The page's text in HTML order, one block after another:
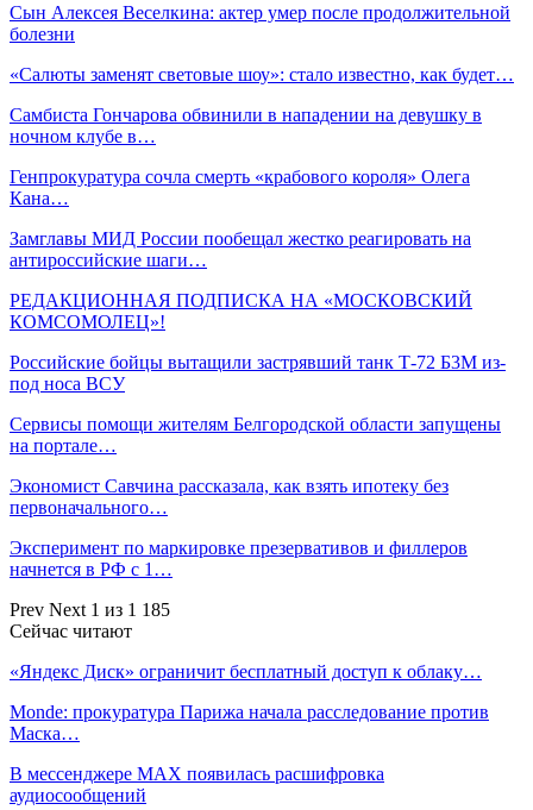
Сын Алексея Веселкина: актер умер после продолжительной
болезни
«Салюты заменят световые шоу»: стало известно, как будет…
Самбиста Гончарова обвинили в нападении на девушку в
ночном клубе в…
Генпрокуратура сочла смерть «крабового короля» Олега
Кана…
Замглавы МИД России пообещал жестко реагировать на
антироссийские шаги…
РЕДАКЦИОННАЯ ПОДПИСКА НА «МОСКОВСКИЙ
КОМСОМОЛЕЦ»!
Российские бойцы вытащили застрявший танк Т-72 Б3М из-
под носа ВСУ
Сервисы помощи жителям Белгородской области запущены
на портале…
Экономист Савчина рассказала, как взять ипотеку без
первоначального…
Эксперимент по маркировке презервативов и филлеров
начнется в РФ с 1…
Prev Next 1 из 1 185
Сейчас читают
«Яндекс Диск» ограничит бесплатный доступ к облаку…
Monde: прокуратура Парижа начала расследование против
Маска…
В мессенджере MAX появилась расшифровка
аудиосообщений